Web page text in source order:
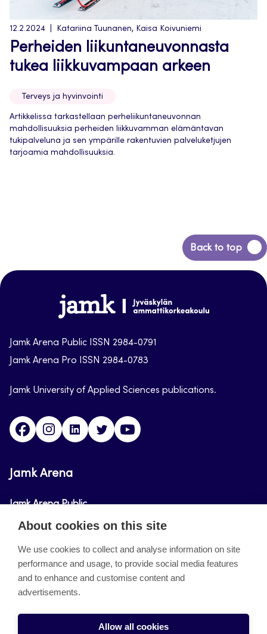
12.2.2024 Katariina Tuunanen, Kaisa Koivuniemi
Perheiden liikuntaneuvonnasta
tukea liikkuvampaan arkeen
Terveys ja hyvinvointi
Artikkelissa tarkastellaan perheliikuntaneuvonnan
mahdollisuuksia perheiden liikkuvamman elämäntavan
tukipalveluna ja sen ympärille rakentuvien palveluketjujen
tarjoamia mahdollisuuksia.
Back to top
Back
to
Jamk-
arena
Jamk Arena Public ISSN 2984-0791
Jamk Arena Pro ISSN 2984-0783
Jamk University of Applied Sciences publications.
FacebookInstagramLinkedinTwitter
Jamk Arena
Jamk Arena Public
Jamk Arena Pro
About the site
Accessibility Statement
About cookies on this site
We use cookies to collect and analyse information on site
performance and usage, to provide social media features
and to enhance and customise content and
advertisements.
Allow all cookies